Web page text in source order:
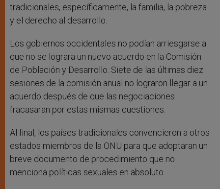
tradicionales, específicamente, la familia, la pobreza
y el derecho al desarrollo.
Los gobiernos occidentales no podían arriesgarse a
que no se lograra un nuevo acuerdo en la Comisión
de Población y Desarrollo. Siete de las últimas diez
sesiones de la comisión anual no lograron llegar a un
acuerdo después de que las negociaciones
fracasaran por estas mismas cuestiones.
Al final, los países tradicionales convencieron a otros
estados miembros de la ONU para que adoptaran un
breve documento de procedimiento que no
menciona políticas sexuales en absoluto.